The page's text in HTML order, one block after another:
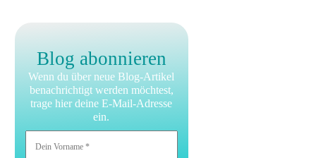
Blog abonnieren
Wenn du über neue Blog-Artikel
benachrichtigt werden möchtest,
trage hier deine E-Mail-Adresse
ein.